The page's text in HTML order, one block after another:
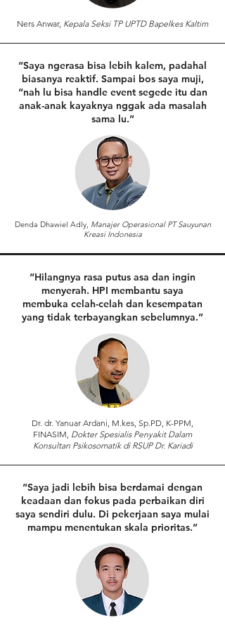
Ners Anwar, Kepala Seksi TP UPTD Bapelkes Kaltim
“Saya ngerasa bisa lebih kalem, padahal
biasanya reaktif. Sampai bos saya muji,
“nah lu bisa handle event segede itu dan
anak-anak kayaknya nggak ada masalah
sama lu.”
Denda Dhawiel Adly, Manajer Operasional PT Sauyunan
Kreasi Indonesia
“Hilangnya rasa putus asa dan ingin
menyerah. HPI membantu saya
membuka celah-celah dan kesempatan
yang tidak terbayangkan sebelumnya.”
Dr. dr. Yanuar Ardani, M.kes, Sp.PD, K-PPM,
FINASIM, Dokter Spesialis Penyakit Dalam
Konsultan Psikosomatik di RSUP Dr. Kariadi
“Saya jadi lebih bisa berdamai dengan
keadaan dan fokus pada perbaikan diri
saya sendiri dulu. Di pekerjaan saya mulai
mampu menentukan skala prioritas.”